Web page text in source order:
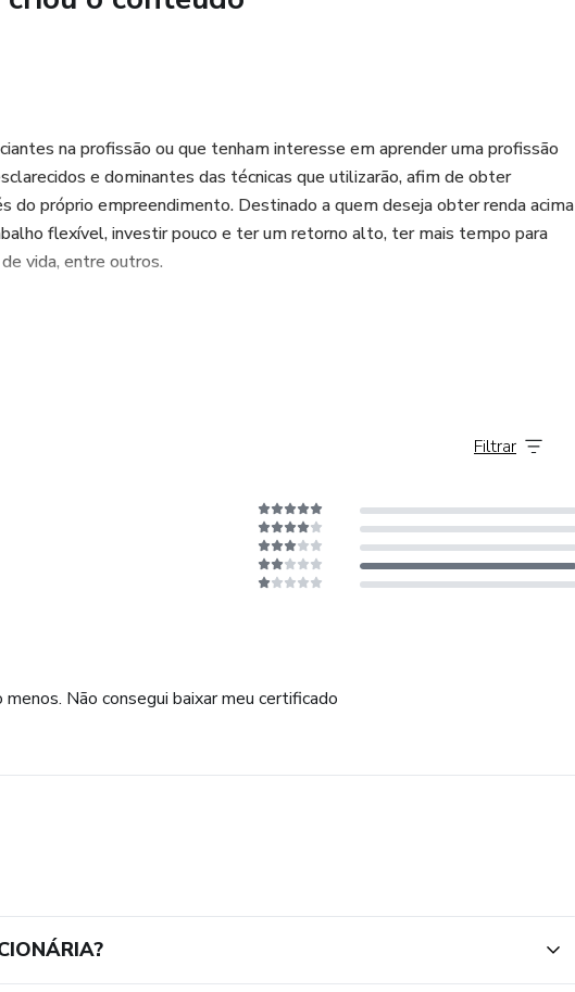
na profissão ou que tenham interesse em aprender uma profissão
e dominantes das técnicas que utilizarão, afim de obter
do próprio empreendimento. Destinado a quem deseja obter renda acima
flexível, investir pouco e ter um retorno alto, ter mais tempo para
vida, entre outros.
Filtrar
Não consegui baixar meu certificado